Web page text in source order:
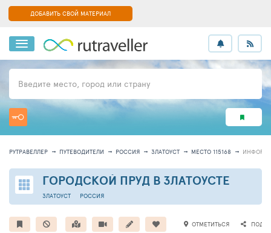
ДОБАВИТЬ СВОЙ МАТЕРИАЛ
Введите место, город или страну
РУТРАВЕЛЛЕР ПУТЕВОДИТЕЛИ РОССИЯ ЗЛАТОУСТ МЕСТО 115168
ГОРОДСКОЙ ПРУД В ЗЛАТОУСТЕ
РОССИЯ
ЗЛАТОУСТ
ОТМЕТИТЬСЯ